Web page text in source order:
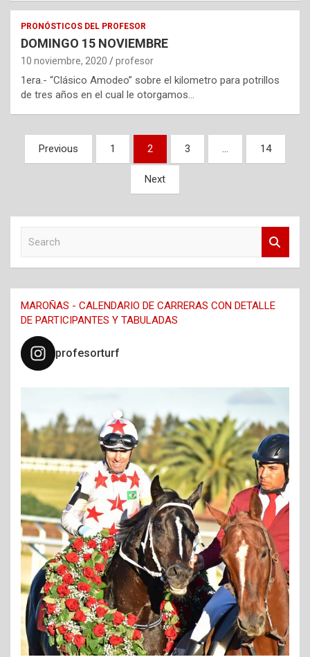
PRONÓSTICOS DEL PROFESOR
DOMINGO 15 NOVIEMBRE
10 noviembre, 2020 profesor
1era.- “Clásico Amodeo” sobre el kilometro para potrillos
de tres años en el cual le otorgamos…
Navegación
de
Previous 1 2 3 … 14
Next
c
hMAROÑAS - CALENDARIO DE CARRERAS CON DETALLE
DE PARTICIPANTES Y TABULADAS
profesorturf